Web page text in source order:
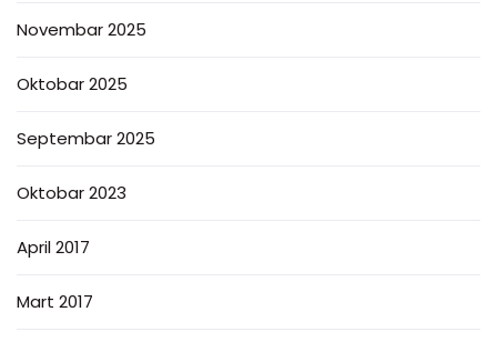
Novembar 2025
Oktobar 2025
Septembar 2025
Oktobar 2023
April 2017
Mart 2017